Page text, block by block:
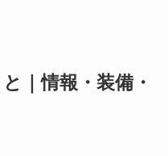
｜情報・装備・